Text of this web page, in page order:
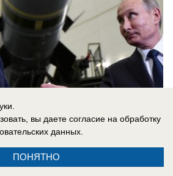
вы даете согласие на обработку
данных.
ПОНЯТНО